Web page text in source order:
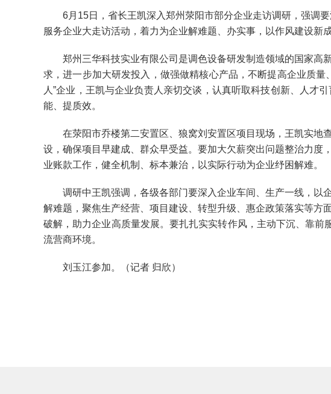
6月15日，省长王凯深入郑州荥阳市部分企业走访调研，强调要
服务企业大走访活动，着力为企业解难题、办实事，以作风建设新
郑州三华科技实业有限公司是调色设备研发制造领域的国家高
求，进一步加大研发投入，做强做精核心产品，不断提高企业质
人”企业，王凯与企业负责人亲切交谈，认真听取科技创新、人才
能、提质效。
在荥阳市乔楼第二安置区、狼窝刘安置区项目现场，王凯实地
设，确保项目早建成、群众早受益。要加大欠薪突出问题整治力
业账款工作，健全机制、标本兼治，以实际行动为企业纾困解难。
调研中王凯强调，各级各部门要深入企业车间、生产一线，以
解难题，聚焦生产经营、项目建设、转型升级、惠企政策落实等
破解，助力企业高质量发展。要扎扎实实转作风，主动下沉、靠
流营商环境。
刘玉江参加。（记者 归欣）